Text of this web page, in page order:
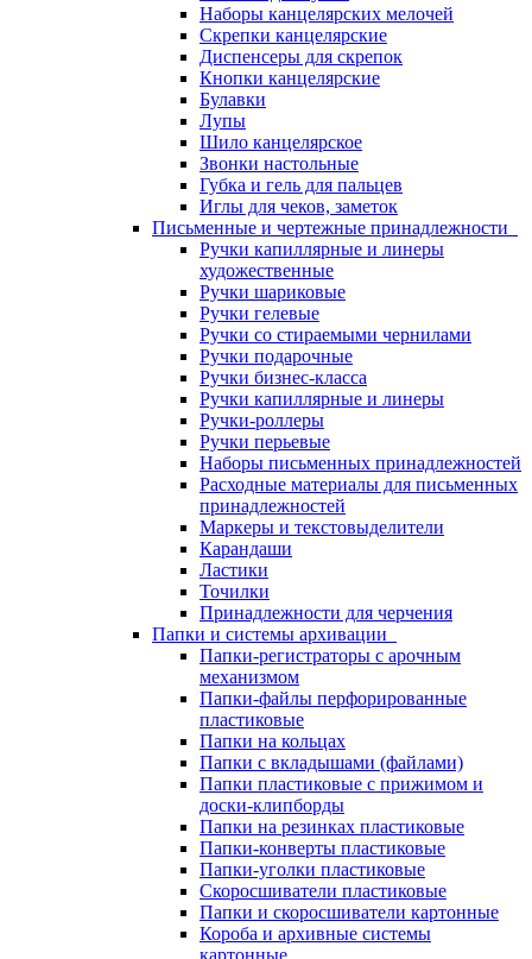
Наборы канцелярских мелочей
Скрепки канцелярские
Диспенсеры для скрепок
Кнопки канцелярские
Булавки
Лупы
Шило канцелярское
Звонки настольные
Губка и гель для пальцев
Иглы для чеков, заметок
Письменные и чертежные принадлежности
Ручки капиллярные и линеры
художественные
Ручки шариковые
Ручки гелевые
Ручки со стираемыми чернилами
Ручки подарочные
Ручки бизнес-класса
Ручки капиллярные и линеры
Ручки-роллеры
Ручки перьевые
Наборы письменных принадлежностей
Расходные материалы для письменных
принадлежностей
Маркеры и текстовыделители
Карандаши
Ластики
Точилки
Принадлежности для черчения
Папки и системы архивации
Папки-регистраторы с арочным
механизмом
Папки-файлы перфорированные
пластиковые
Папки на кольцах
Папки с вкладышами (файлами)
Папки пластиковые с прижимом и
доски-клипборды
Папки на резинках пластиковые
Папки-конверты пластиковые
Папки-уголки пластиковые
Скоросшиватели пластиковые
Папки и скоросшиватели картонные
Короба и архивные системы
картонные